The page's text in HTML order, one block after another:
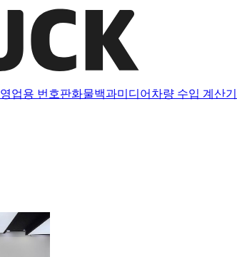
영업용 번호판화물백과미디어 차량 수입 계산기